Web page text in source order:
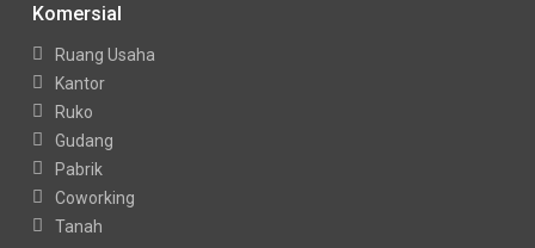
Komersial
Ruang Usaha
Kantor
Ruko
Gudang
Pabrik
Coworking
Tanah